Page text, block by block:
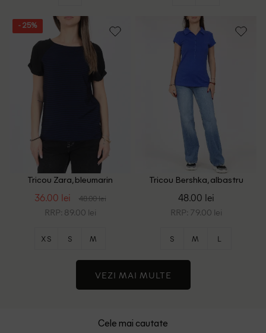
- 25%
Tricou Zara, bleumarin
36.00 lei 48.00 lei
RRP: 89.00 lei
XS S M
Tricou Bershka, albastru
48.00 lei
RRP: 79.00 lei
S M L
VEZI MAI MULTE
Cele mai cautate